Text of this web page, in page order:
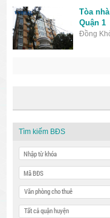
Tòa
Quận 1
Đồng
Tìm kiếm BĐS
Văn phòng cho thuê
Tất cả quận huyện